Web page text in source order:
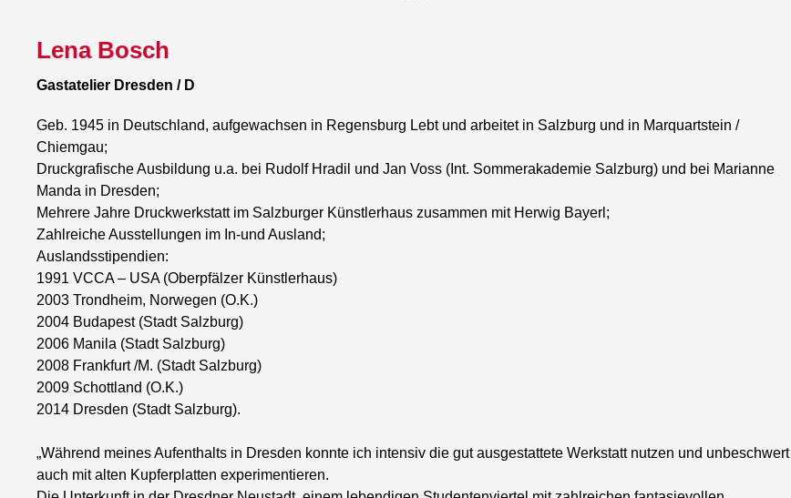
Lena Bosch
Gastatelier Dresden / D
Geb. 1945 in Deutschland, aufgewachsen in Regensburg Lebt und arbeitet in Salzburg und in Marquartstein /
Chiemgau;
Druckgrafische Ausbildung u.a. bei Rudolf Hradil und Jan Voss (Int. Sommerakademie Salzburg) und bei Marianne
Manda in Dresden;
Mehrere Jahre Druckwerkstatt im Salzburger Künstlerhaus zusammen mit Herwig Bayerl;
Zahlreiche Ausstellungen im In-und Ausland;
Auslandsstipendien:
1991 VCCA – USA (Oberpfälzer Künstlerhaus)
2003 Trondheim, Norwegen (O.K.)
2004 Budapest (Stadt Salzburg)
2006 Manila (Stadt Salzburg)
2008 Frankfurt /M. (Stadt Salzburg)
2009 Schottland (O.K.)
2014 Dresden (Stadt Salzburg).
„Während meines Aufenthalts in Dresden konnte ich intensiv die gut ausgestattete Werkstatt nutzen und unbeschwert
auch mit alten Kupferplatten experimentieren.